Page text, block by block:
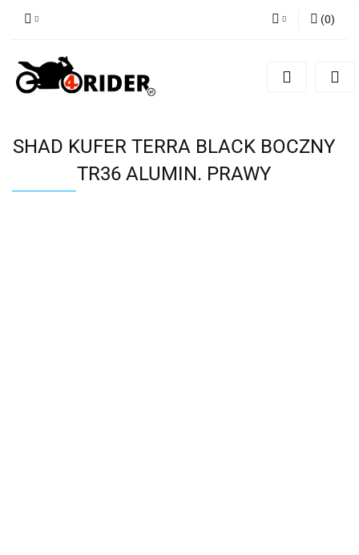
Zarejestruj się
(0)
SHAD KUFER TERRA BLACK BOCZNY
TR36 ALUMIN. PRAWY